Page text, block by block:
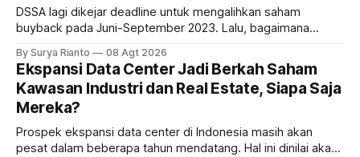
DSSA lagi dikejar deadline untuk mengalihkan saham
buyback pada Juni-September 2023. Lalu, bagaimana
By Surya Rianto 08 Agt 2026
Ekspansi Data Center Jadi Berkah Saham
Kawasan Industri dan Real Estate, Siapa Saja
Mereka?
Prospek ekspansi data center di Indonesia masih akan
pesat dalam beberapa tahun mendatang. Hal ini dinilai akan